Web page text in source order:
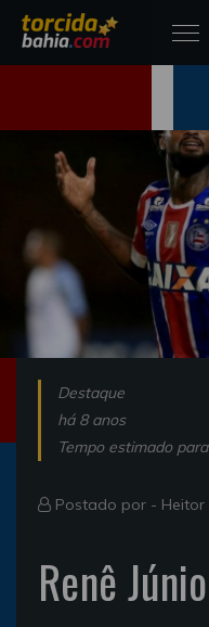
Destaque
há 8 anos
Tempo estimado
Postado por - Heitor
Renê